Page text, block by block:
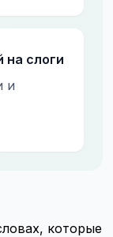
на слоги
и
которые